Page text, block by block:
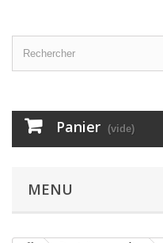
Panier (vide)
MENU